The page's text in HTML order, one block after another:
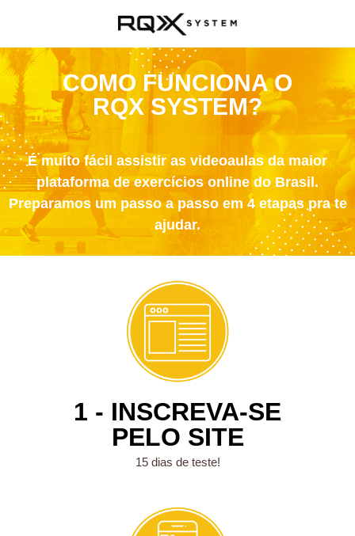
COMO FUNCIONA O
RQX SYSTEM?
É muito fácil assistir as videoaulas da maior
plataforma de exercícios online do Brasil.
Preparamos um passo a passo em 4 etapas pra te
ajudar.
1 - INSCREVA-SE
PELO SITE
15 dias de teste!